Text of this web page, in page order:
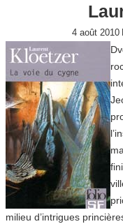
4 août 2010
milieu d’intrigues